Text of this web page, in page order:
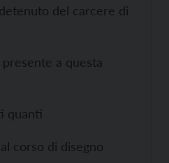
del carcere di
a questa
quanti
corso di disegno